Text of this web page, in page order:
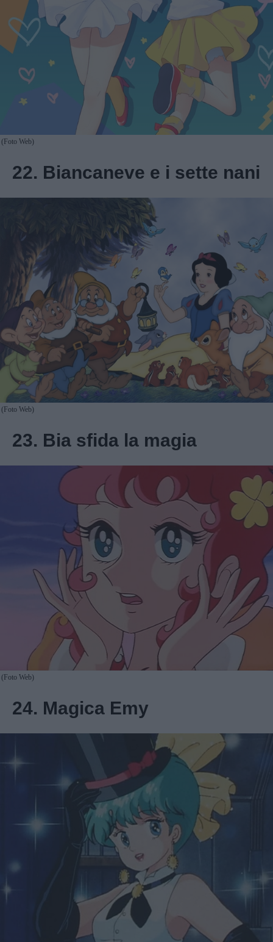
(Foto Web)
22. Biancaneve e i sette nani
(Foto Web)
23. Bia sfida la magia
(Foto Web)
24. Magica Emy